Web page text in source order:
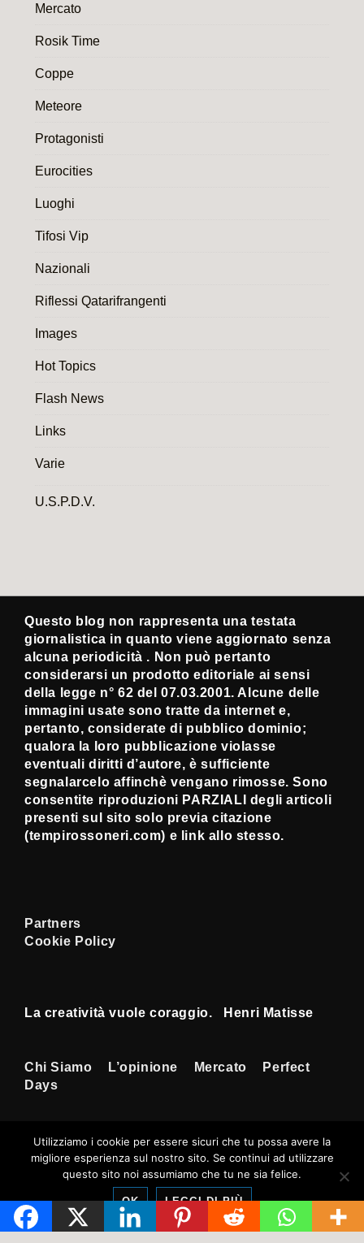
Mercato
Rosik Time
Coppe
Meteore
Protagonisti
Eurocities
Luoghi
Tifosi Vip
Nazionali
Riflessi Qatarifrangenti
Images
Hot Topics
Flash News
Links
Varie
U.S.P.D.V.
Questo blog non rappresenta una testata
giornalistica in quanto viene aggiornato senza
alcuna periodicità . Non può pertanto
considerarsi un prodotto editoriale ai sensi
della legge n° 62 del 07.03.2001. Alcune delle
immagini usate sono tratte da internet e,
pertanto, considerate di pubblico dominio;
qualora la loro pubblicazione violasse
eventuali diritti d’autore, è sufficiente
segnalarcelo affinchè vengano rimosse. Sono
consentite riproduzioni PARZIALI degli articoli
presenti sul sito solo previa citazione
(tempirossoneri.com) e link allo stesso.
Partners
Cookie Policy
La creatività vuole coraggio. Henri Matisse
Menu
Footer
Chi Siamo L’opinione Mercato
Perfect
Days
Copyright © 2026Tempi Rossoneri |
Sviluppato daTema responsive
Utilizziamo i cookie per essere sicuri che tu possa avere la
migliore esperienza sul nostro sito. Se continui ad utilizzare
questo sito noi assumiamo che tu ne sia felice.
OK LEGGI DI PIÙ